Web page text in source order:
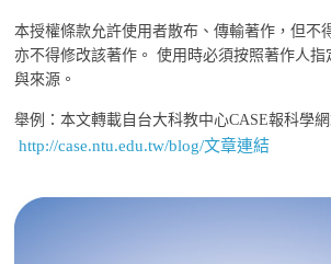
本授權條款允許使用者散布、傳輸著作，但不
亦不得修改該著作。 使用時必須按照著作人指
與來源。
舉例：本文轉載自台大科教中心CASE報科學
http://case.ntu.edu.tw/blog/文章連結